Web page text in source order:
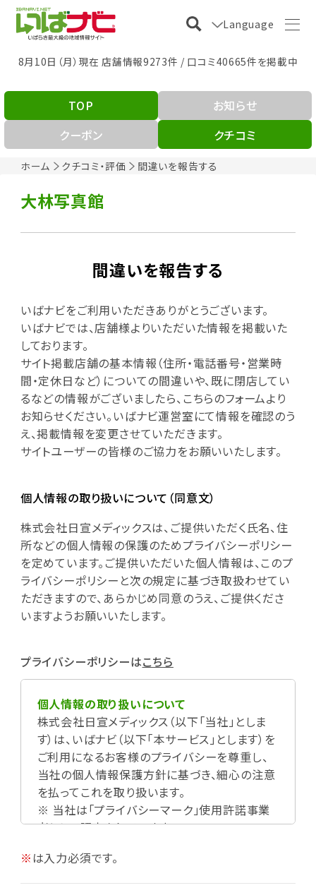
Language
8月10日（月）現在 店舗情報9273件 / 口コミ40665件を掲載中
ホーム クチコミ・評価 間違いを報告する
TOP
お知らせ
クーポン
クチコミ
大林写真館
間違いを報告する
いばナビをご利用いただきありがとうございます。
いばナビでは、店舗様よりいただいた情報を掲載いた
しております。
サイト掲載店舗の基本情報（住所・電話番号・営業時
間・定休日など）についての間違いや、既に閉店してい
るなどの情報がございましたら、こちらのフォームより
お知らせください。いばナビ運営室にて情報を確認のう
え、掲載情報を変更させていただきます。
サイトユーザーの皆様のご協力をお願いいたします。
個人情報の取り扱いについて（同意文）
株式会社日宣メディックスは、ご提供いただく氏名、住
所などの個人情報の保護のためプライバシーポリシー
を定めています。ご提供いただいた個人情報は、このプ
ライバシーポリシーと次の規定に基づき取扱わせてい
ただきますので、あらかじめ同意のうえ、ご提供くださ
いますようお願いいたします。
プライバシーポリシーはこちら
個人情報の取り扱いについて
株式会社日宣メディックス（以下「当社」としま
す）は、いばナビ（以下「本サービス」とします）を
ご利用になるお客様のプライバシーを尊重し、
当社の個人情報保護方針に基づき、細心の注意
を払ってこれを取り扱います。
※ 当社は「プライバシーマーク」使用許諾事業
者として認定されています。
※は入力必須です。